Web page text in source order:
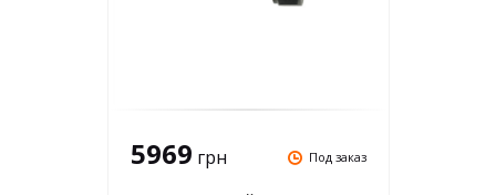
5969 грн Под заказ